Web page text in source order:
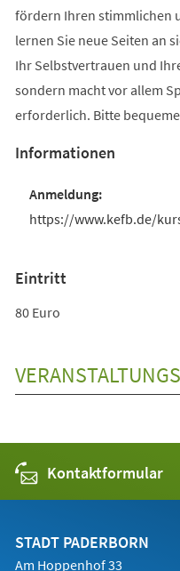
fördern Ihren stimmlichen
lernen Sie neue Seiten an
Ihr Selbstvertrauen und
sondern macht vor allem
erforderlich. Bitte
Informationen
https://www.kefb.de/
Eintritt
80 Euro
Kontaktformular
STADT PADERBORN
Am Hoppenhof 33